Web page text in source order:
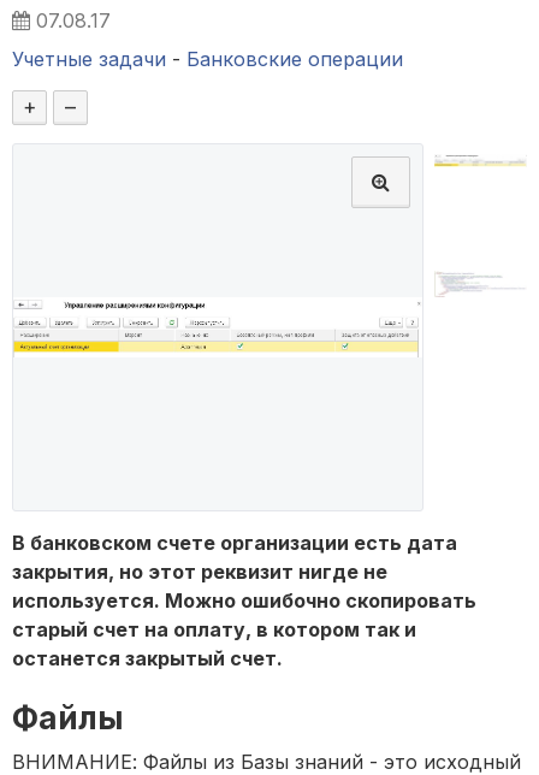
07.08.17
Учетные задачи - Банковские операции
+
–
В банковском счете организации есть дата
закрытия, но этот реквизит нигде не
используется. Можно ошибочно скопировать
старый счет на оплату, в котором так и
останется закрытый счет.
Файлы
ВНИМАНИЕ: Файлы из Базы знаний - это исходный